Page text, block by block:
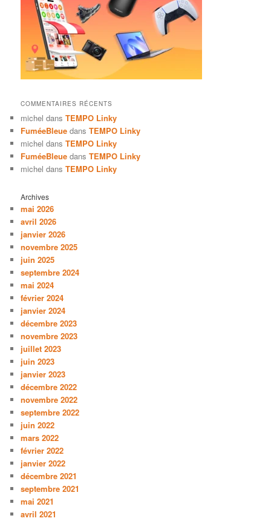
COMMENTAIRES RÉCENTS
michel dansTEMPO Linky
FuméeBleue dansTEMPO Linky
michel dansTEMPO Linky
FuméeBleue dansTEMPO Linky
michel dansTEMPO Linky
Archives
mai 2026
avril 2026
janvier 2026
novembre 2025
juin 2025
septembre 2024
mai 2024
février 2024
janvier 2024
décembre 2023
novembre 2023
juillet 2023
juin 2023
janvier 2023
décembre 2022
novembre 2022
septembre 2022
juin 2022
mars 2022
février 2022
janvier 2022
décembre 2021
septembre 2021
mai 2021
avril 2021